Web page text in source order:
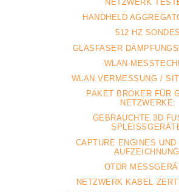
NETZWERK
HANDHELD
512 HZ SONDES
GLASFASER
WLAN-
WLAN VERMESSUNG /
PAKET BROKER FÜR
ETZWERKE:
GEBRAUCHTE 3D
CAPTURE ENGINES
OTDR
NETZWERK KABEL